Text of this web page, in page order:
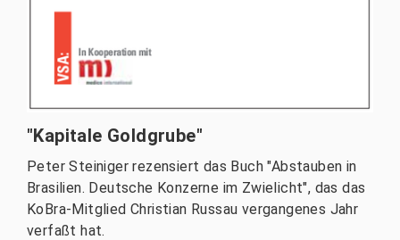
"Kapitale Goldgrube"
Peter Steiniger rezensiert das Buch "Abstauben in
Brasilien. Deutsche Konzerne im Zwielicht", das das
KoBra-Mitglied Christian Russau vergangenes Jahr
verfaßt hat.